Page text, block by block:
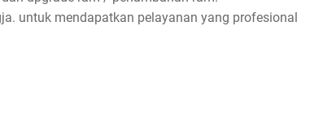
untuk mendapatkan pelayanan yang profesional